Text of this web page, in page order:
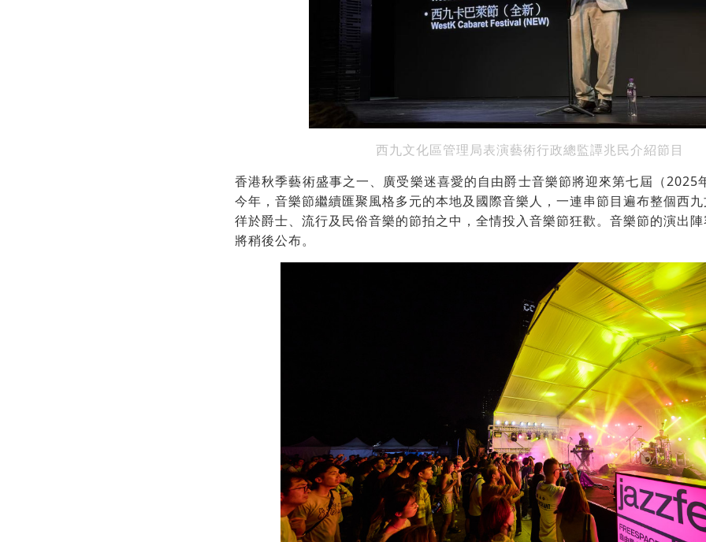
西九文化區管理局表演藝術行政總監譚兆民介紹節目
香港秋季藝術盛事之一、廣受樂迷喜愛的自由爵士音樂節將迎來第七屆（2025
今年，音樂節繼續匯聚風格多元的本地及國際音樂人，一連串節目遍布整個西
徉於爵士、流行及民俗音樂的節拍之中，全情投入音樂節狂歡。音樂節的演出
將稍後公布。